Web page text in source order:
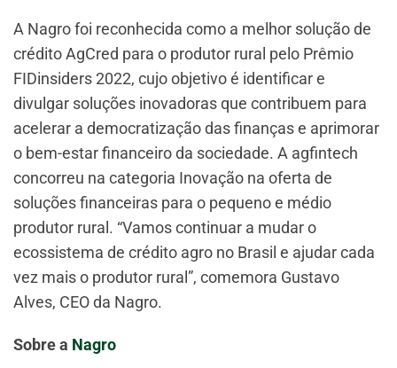
A Nagro foi reconhecida como a melhor solução de
crédito AgCred para o produtor rural pelo Prêmio
FIDinsiders 2022, cujo objetivo é identificar e
divulgar soluções inovadoras que contribuem para
acelerar a democratização das finanças e aprimorar
o bem-estar financeiro da sociedade. A agfintech
concorreu na categoria Inovação na oferta de
soluções financeiras para o pequeno e médio
produtor rural. “Vamos continuar a mudar o
ecossistema de crédito agro no Brasil e ajudar cada
vez mais o produtor rural”, comemora Gustavo
Alves, CEO da Nagro.
Sobre a Nagro